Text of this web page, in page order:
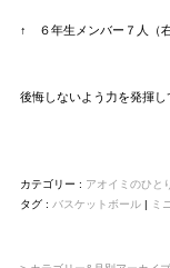
↑ ６年生メンバー７人（
後悔しないよう力を発揮し
カテゴリー : アオイミのひと
タグ : バスケットボール| ミ